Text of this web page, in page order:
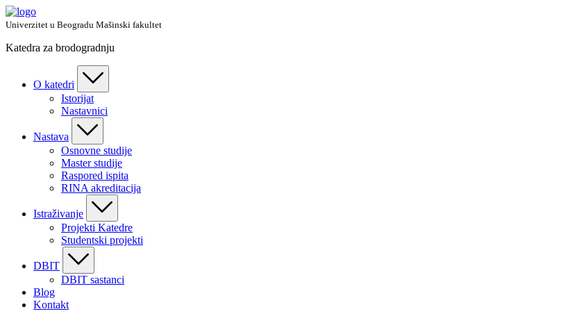
Skip
to
Univerzitet u Beogradu Mašinski fakultet
Katedra za brodogradnju
O katedri
Istorijat
Nastavnici
Nastava
Osnovne studije
Master studije
Raspored ispita
RINA akreditacija
Istraživanje
Projekti Katedre
Studentski projekti
DBIT
DBIT sastanci
Blog
Kontakt